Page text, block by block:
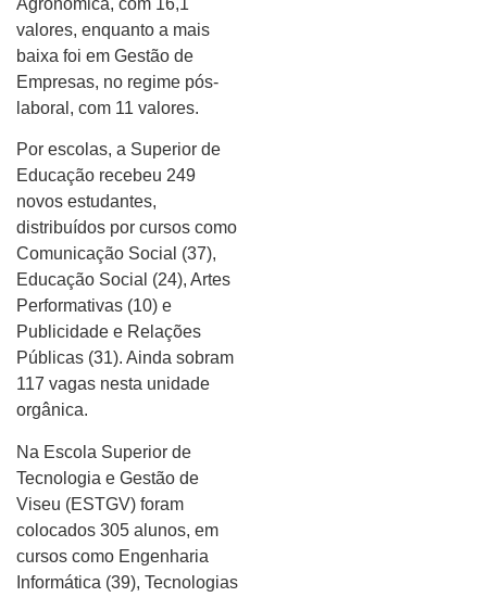
valores, enquanto a mais
baixa foi em Gestão de
Empresas, no regime pós-
laboral, com 11 valores.
Por escolas, a Superior de
Educação recebeu 249
novos estudantes,
distribuídos por cursos como
Comunicação Social (37),
Educação Social (24), Artes
Performativas (10) e
Publicidade e Relações
Públicas (31). Ainda sobram
117 vagas nesta unidade
orgânica.
Na Escola Superior de
Tecnologia e Gestão de
Viseu (ESTGV) foram
colocados 305 alunos, em
cursos como Engenharia
Informática (39), Tecnologias